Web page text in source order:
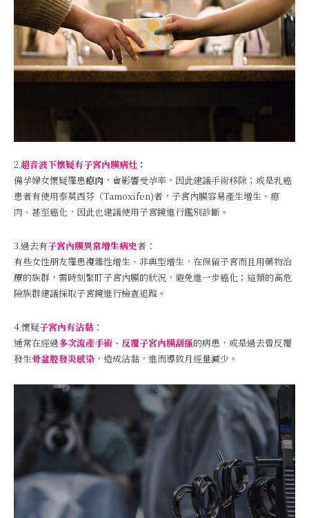
2.超音波下懷疑有子宮內膜病灶 ：
備孕婦女懷疑罹患瘜肉 ，會影響受孕率，因此建議手術移除；或是乳癌
患者有使用泰莫西芬（Tamoxifen)者，子宮內膜容易產生增生、瘜
肉、甚至癌化，因此也建議使用子宮鏡進行鑑別診斷。
3.過去有子宮內膜異常增生病史者：
有些女性朋友罹患複雜性增生、非典型增生，在保留子宮而且用藥物治
療的族群，需時刻緊盯子宮內膜的狀況，避免進一步癌化；這類的高危
險族群建議採取子宮鏡進行檢查追蹤。
4.懷疑子宮內有沾黏 ：
通常在經過多次流產手術、反覆子宮內膜刮搔的病患，或是過去曾反覆
發生骨盆腔發炎感染 ，造成沾黏，進而導致月經量減少。